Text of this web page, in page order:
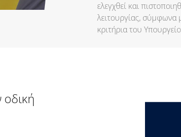
ελεγχθεί και
λειτουργίας, σύμφωνα
κριτήρια του